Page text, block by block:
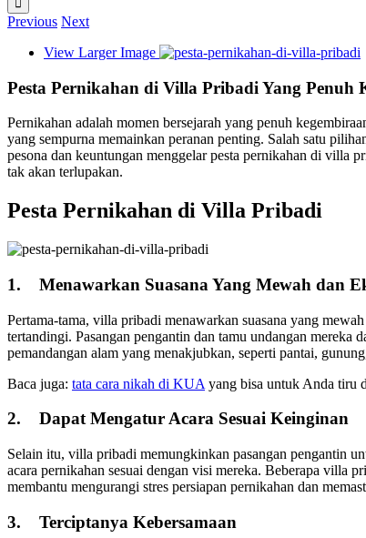
Previous Next
View Larger Image
Pesta Pernikahan di Villa Pribadi Yang Penuh
Pernikahan adalah momen bersejarah yang penuh
yang sempurna memainkan peranan penting. Salah satu
pesona dan keuntungan menggelar pesta pernikahan di villa
tak akan terlupakan.
Pesta Pernikahan di Villa Pribadi
1. Menawarkan Suasana Yang Mewah dan
Pertama-tama, villa pribadi menawarkan suasana yang
tertandingi. Pasangan pengantin dan tamu undangan
pemandangan alam yang menakjubkan, seperti pantai,
Baca juga: tata cara nikah di KUA yang bisa untuk Anda tiru
2. Dapat Mengatur Acara Sesuai Keinginan
Selain itu, villa pribadi memungkinkan pasangan pengantin
acara pernikahan sesuai dengan visi mereka. Beberapa villa
membantu mengurangi stres persiapan pernikahan dan
3. Terciptanya Kebersamaan